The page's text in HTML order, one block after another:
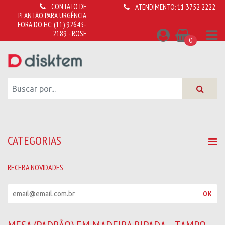
CONTATO DE
PLANTÃO PARA URGÊNCIA
FORA DO HC:(11) 92643-
2189 - ROSE
ATENDIMENTO:11 3752 2222
0
CATEGORIAS
RECEBA NOVIDADES
OK